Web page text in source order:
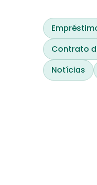
Contrato
Notícias